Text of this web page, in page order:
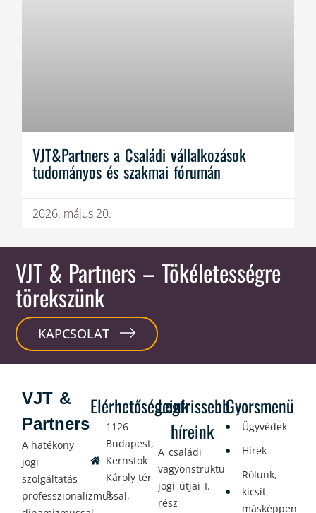
VJT&Partners a Családi vállalkozások
tudományos és szakmai fórumán
2026. május 20.
VJT & Partners – Tökéletességre
törekszünk
KAPCSOLAT
Elérhetőségeink
1126
Budapest,
Kernstok
Károly tér
8.
Legfrissebb
híreink
A családi
vagyonstrukturálás
jogi útjai I.
rész
Gyorsmenü
Ügyvédek
Hírek
Rólunk,
kicsit
másképpen
VJT &
Partners
A hatékony
jogi
szolgáltatás
professzionalizmussal,